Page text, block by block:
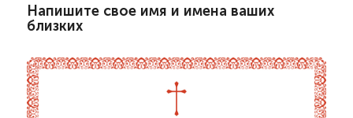
Напишите свое имя и имена ваших
близких